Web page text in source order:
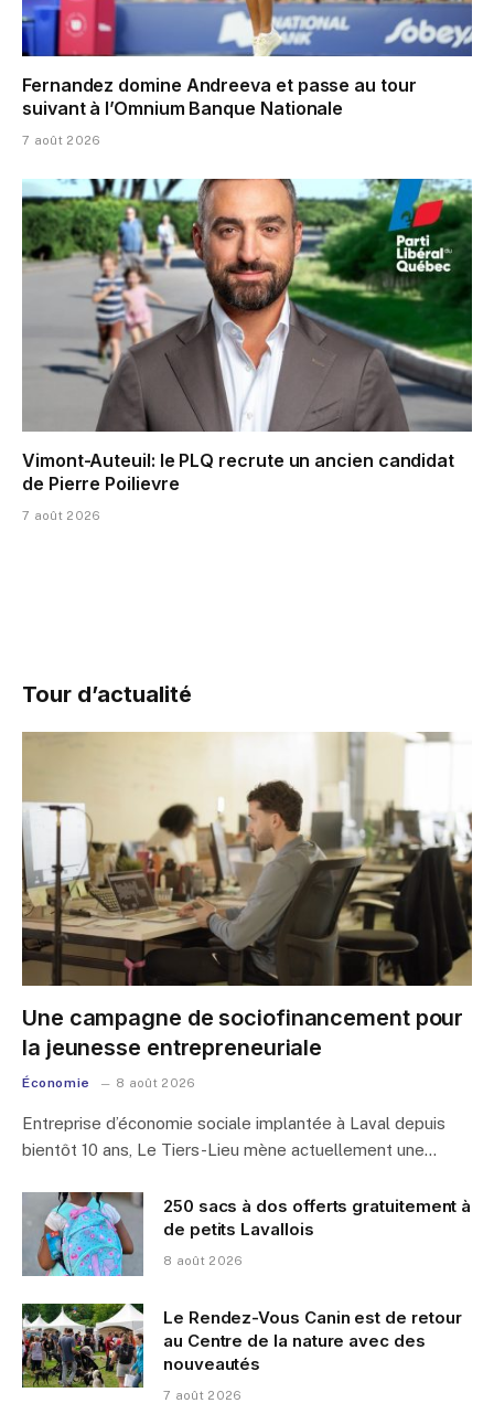
Fernandez domine Andreeva et passe au tour
suivant à l’Omnium Banque Nationale
7 août 2026
Vimont-Auteuil: le PLQ recrute un ancien candidat
de Pierre Poilievre
7 août 2026
Tour d’actualité
Une campagne de sociofinancement pour
la jeunesse entrepreneuriale
Économie 8 août 2026
Entreprise d’économie sociale implantée à Laval depuis
bientôt 10 ans, Le Tiers-Lieu mène actuellement une…
250 sacs à dos offerts gratuitement à
de petits Lavallois
8 août 2026
Le Rendez-Vous Canin est de retour
au Centre de la nature avec des
nouveautés
7 août 2026